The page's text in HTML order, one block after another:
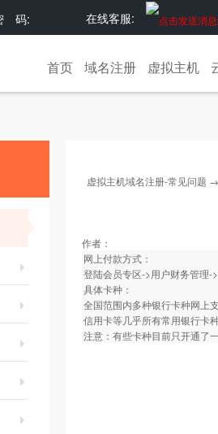
在线客服:
码:
首页 域名注册 虚拟主机
虚拟主机域名注册-常见问题
作者：
网上付款方式：
登陆会员专区->用户财务管理-
具体卡种：
全国范围内多种银行卡种网上
信用卡等几乎所有常用银行卡
注意：有些卡种目前只开通了